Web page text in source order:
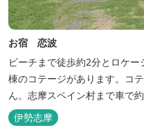
お宿 恋波
ビーチまで徒歩約2分とロケ
棟のコテージがあります。コ
ん。志摩スペイン村まで車で
伊勢志摩